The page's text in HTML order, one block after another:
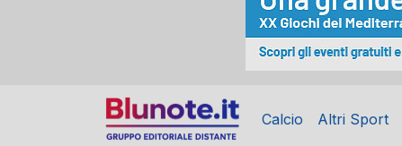
Calcio Altri Sport